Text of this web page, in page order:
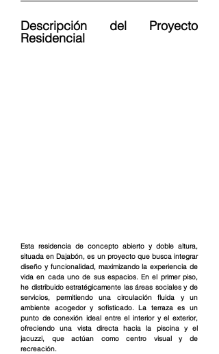
Descripción del Proyecto
Residencial
Esta residencia de concepto abierto y doble altura,
situada en Dajabón, es un proyecto que busca integrar
diseño y funcionalidad, maximizando la experiencia de
vida en cada uno de sus espacios. En el primer piso,
he distribuido estratégicamente las áreas sociales y de
servicios, permitiendo una circulación fluida y un
ambiente acogedor y sofisticado. La terraza es un
punto de conexión ideal entre el interior y el exterior,
ofreciendo una vista directa hacia la piscina y el
jacuzzi, que actúan como centro visual y de
recreación.